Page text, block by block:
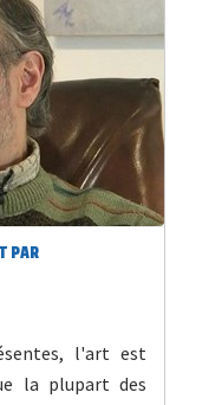
PAR
l'art est
la plupart des